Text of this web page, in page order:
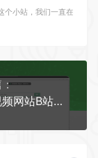
个小站，我们一直在路上
知名视频网站B站视频下载-Bilidown-v1.0.8